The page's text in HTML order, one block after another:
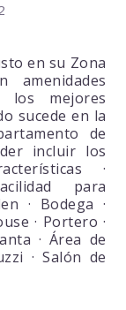
en su Zona
amenidades
mejores
sucede en la
de
incluir los
·
para
· Bodega ·
· Portero ·
· Área de
· Salón de